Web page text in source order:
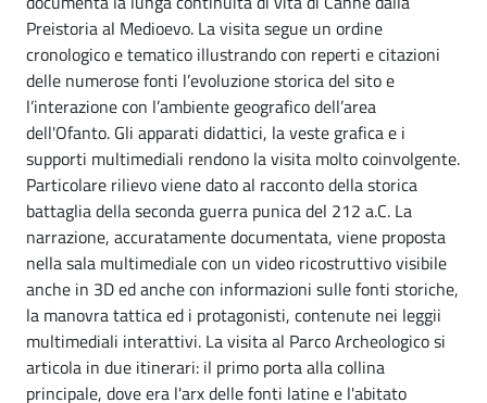
Preistoria al Medioevo. La visita segue un ordine
cronologico e tematico illustrando con reperti e citazioni
delle numerose fonti l’evoluzione storica del sito e
l’interazione con l’ambiente geografico dell’area
dell'Ofanto. Gli apparati didattici, la veste grafica e i
supporti multimediali rendono la visita molto coinvolgente.
Particolare rilievo viene dato al racconto della storica
battaglia della seconda guerra punica del 212 a.C. La
narrazione, accuratamente documentata, viene proposta
nella sala multimediale con un video ricostruttivo visibile
anche in 3D ed anche con informazioni sulle fonti storiche,
la manovra tattica ed i protagonisti, contenute nei leggii
multimediali interattivi. La visita al Parco Archeologico si
articola in due itinerari: il primo porta alla collina
principale, dove era l'arx delle fonti latine e l'abitato